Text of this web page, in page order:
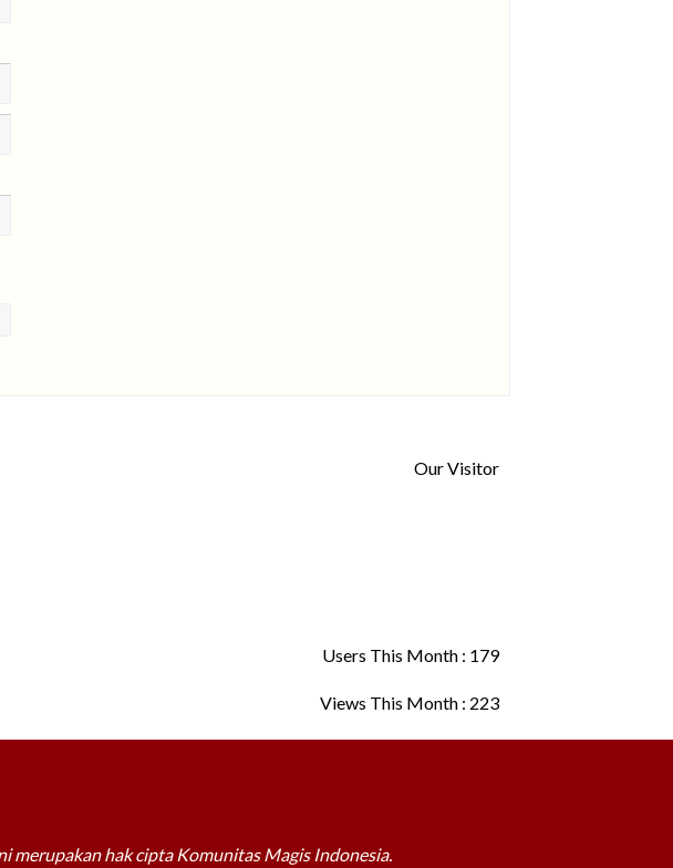
Our Visitor
Users This Month : 179
Views This Month : 223
merupakan hak cipta Komunitas Magis Indonesia.